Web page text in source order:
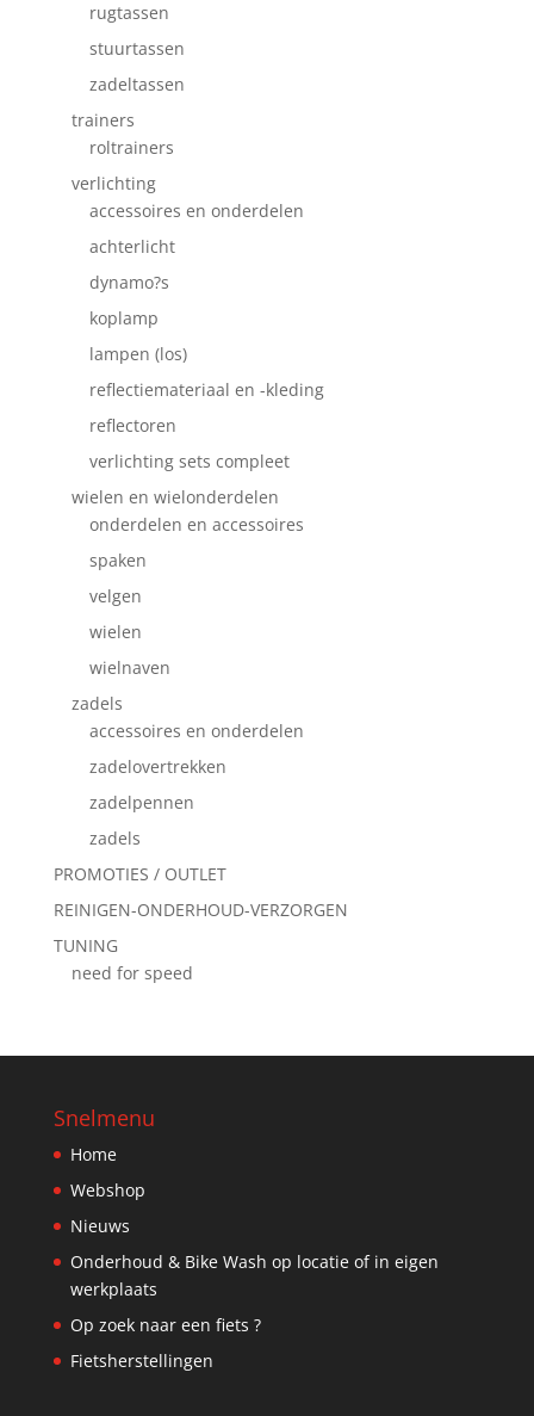
rugtassen
stuurtassen
zadeltassen
trainers
roltrainers
verlichting
accessoires en onderdelen
achterlicht
dynamo?s
koplamp
lampen (los)
reflectiemateriaal en -kleding
reflectoren
verlichting sets compleet
wielen en wielonderdelen
onderdelen en accessoires
spaken
velgen
wielen
wielnaven
zadels
accessoires en onderdelen
zadelovertrekken
zadelpennen
zadels
PROMOTIES / OUTLET
REINIGEN-ONDERHOUD-VERZORGEN
TUNING
need for speed
Snelmenu
Home
Webshop
Nieuws
Onderhoud & Bike Wash op locatie of in eigen
werkplaats
Op zoek naar een fiets ?
Fietsherstellingen